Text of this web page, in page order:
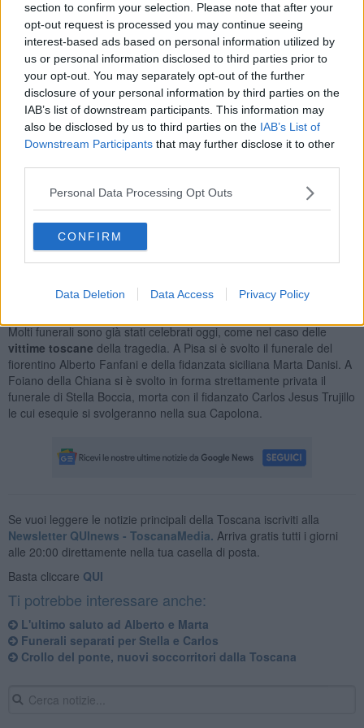
section to confirm your selection. Please note that after your
opt-out request is processed you may continue seeing
interest-based ads based on personal information utilized by
us or personal information disclosed to third parties prior to
your opt-out. You may separately opt-out of the further
disclosure of your personal information by third parties on the
IAB’s list of downstream participants. This information may
also be disclosed by us to third parties on the IAB’s List of
Downstream Participants that may further disclose it to other
Personal Data Processing Opt Outs
CONFIRM
Data Deletion Data Access Privacy Policy
Nouvel della Fiera di Genova in attesa della funzione che domani
sarà celebrata dall'arcivescovo di Genova Angelo Bagnasco.
Iniziative in molti Comuni della Toscana per rispettare il lutto
nazionale. AFirenzeil Comune ha chiesto di osservare unminuto
di silenzio alle 21 e di interrompere gli eventi del sabato sera, in
particolare quelli dell'Estate Fiorentina. A Prato lebandiere
rock Carl Palmer, previsto a Marina di Pisa, è stato posticipato a
lunedì sera alle 22. Cancellata la serata di live music anni 60/70 in
programma a Calambrone nel borgo di Eliopoli. Un minuto di
silenzio, e bandiere a mezz'asta, anche a FestaAmbiente, in corso
durante i funerali.
Molti funerali sono già stati celebrati oggi, come nel caso delle
vittime toscane della tragedia. A Pisa si è svolto il funerale del
fiorentino Alberto Fanfani e della fidanzata siciliana Marta Danisi. A
Foiano della Chiana si è svolto in forma strettamente privata il
funerale di Stella Boccia, morta con il fidanzato Carlos Jesus Trujillo
le cui esequie si svolgeranno nella sua Capolona.
Se vuoi leggere le notizie principali della Toscana iscriviti alla
Newsletter QUInews - ToscanaMedia. Arriva gratis tutti i giorni
alle 20:00 direttamente nella tua casella di posta.
Basta cliccare QUI
Ti potrebbe interessare anche:
L'ultimo saluto ad Alberto e Marta
Funerali separati per Stella e Carlos
Crollo del ponte, nuovi soccorritori dalla Toscana